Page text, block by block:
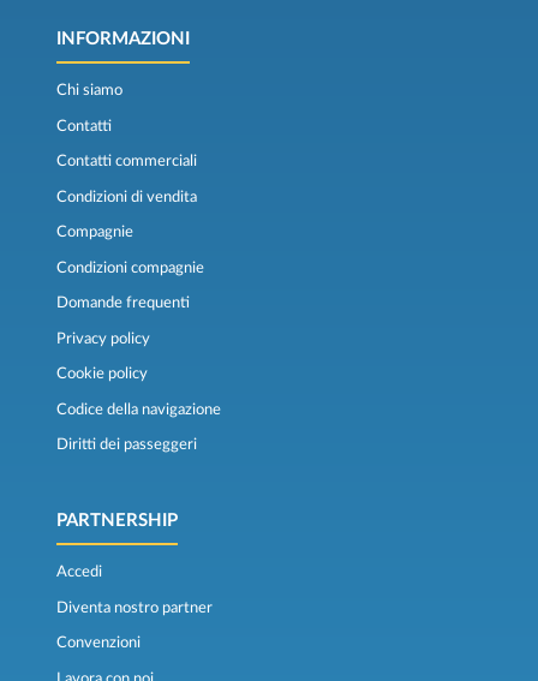
INFORMAZIONI
Chi siamo
Contatti
Contatti commerciali
Condizioni di vendita
Compagnie
Condizioni compagnie
Domande frequenti
Privacy policy
Cookie policy
Codice della navigazione
Diritti dei passeggeri
PARTNERSHIP
Accedi
Diventa nostro partner
Convenzioni